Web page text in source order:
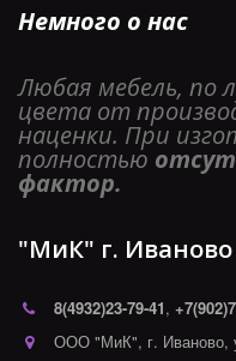
Немного о нас
Любая мебель, по
цвета от
наценки. При
полностью
фактор.
"МиК" г. Иваново
8(4932)23-79-41,
ООО "МиК", г. Иваново,